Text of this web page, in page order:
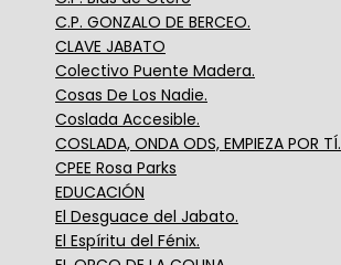
C.P. GONZALO DE BERCEO.
CLAVE JABATO
Colectivo Puente Madera.
Cosas De Los Nadie.
Coslada Accesible.
COSLADA, ONDA ODS, EMPIEZA POR TÍ.
CPEE Rosa Parks
EDUCACIÓN
El Desguace del Jabato.
El Espíritu del Fénix.